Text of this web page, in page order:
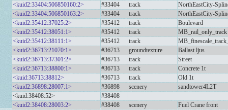
<kuid2:33404:506850160:2>
#33404 track
NorthEastCity-
<kuid2:33404:506850163:2>
#33404 track
NorthEastCity-
<kuid2:35412:37025:2>
#35412 track
Boulevard
<kuid2:35412:38051:1>
#35412 track
MB_rail_only_track
<kuid2:35412:38111:1>
#35412 track
<kuid2:36713:21070:1>
#36713 groundtexture
Ballast ljus
<kuid2:36713:37301:2>
#36713 track
Street
<kuid2:36713:38800:1>
#36713 track
Concrete 1t
<kuid:36713:38812>
#36713 track
Old 1t
<kuid2:36898:28007:1>
#36898 scenery
sandtower4L2T
<kuid:38408:52>
#38408
<kuid2:38408:28003:2>
#38408 scenery
Fuel Crane front